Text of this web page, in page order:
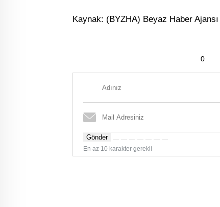
Kaynak: (BYZHA) Beyaz Haber Ajansı
0
Gönder
En az 10 karakter gerekli